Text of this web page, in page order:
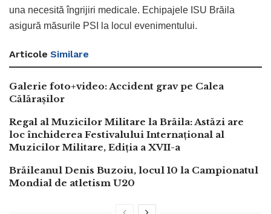
una necesită îngrijiri medicale. Echipajele ISU Brăila
asigură măsurile PSI la locul evenimentului.
Articole Similare
Galerie foto+video: Accident grav pe Calea
Călărașilor
Regal al Muzicilor Militare la Brăila: Astăzi are
loc închiderea Festivalului Internațional al
Muzicilor Militare, Ediția a XVII-a
Brăileanul Denis Buzoiu, locul 10 la Campionatul
Mondial de atletism U20